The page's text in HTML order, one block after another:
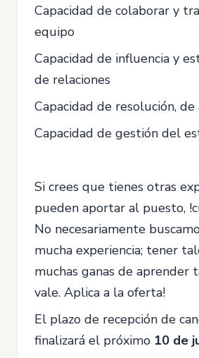
Capacidad de colaborar y
equipo
Capacidad de influencia y
de relaciones
Capacidad de resolución,
Capacidad de gestión del
Si crees que tienes otras
pueden aportar al puesto,
No necesariamente
mucha experiencia; tener
muchas ganas de aprender
vale. Aplica a la oferta!
El plazo de recepción de
finalizará el próximo 10 de